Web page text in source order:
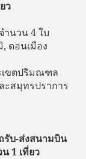
ว
ำนวน 4 ใบ
ดอนเมือง
เขตปริมณฑล
สมุทรปราการ
รับ-ส่งสนามบิน
1 เที่ยว